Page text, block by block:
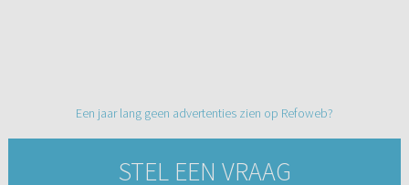
Een jaar lang geen advertenties zien op Refoweb?
STEL EEN VRAAG